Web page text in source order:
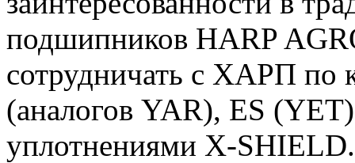
подшипников HARP
сотрудничать с ХАРП
(аналогов YAR), ES
уплотнениями X-